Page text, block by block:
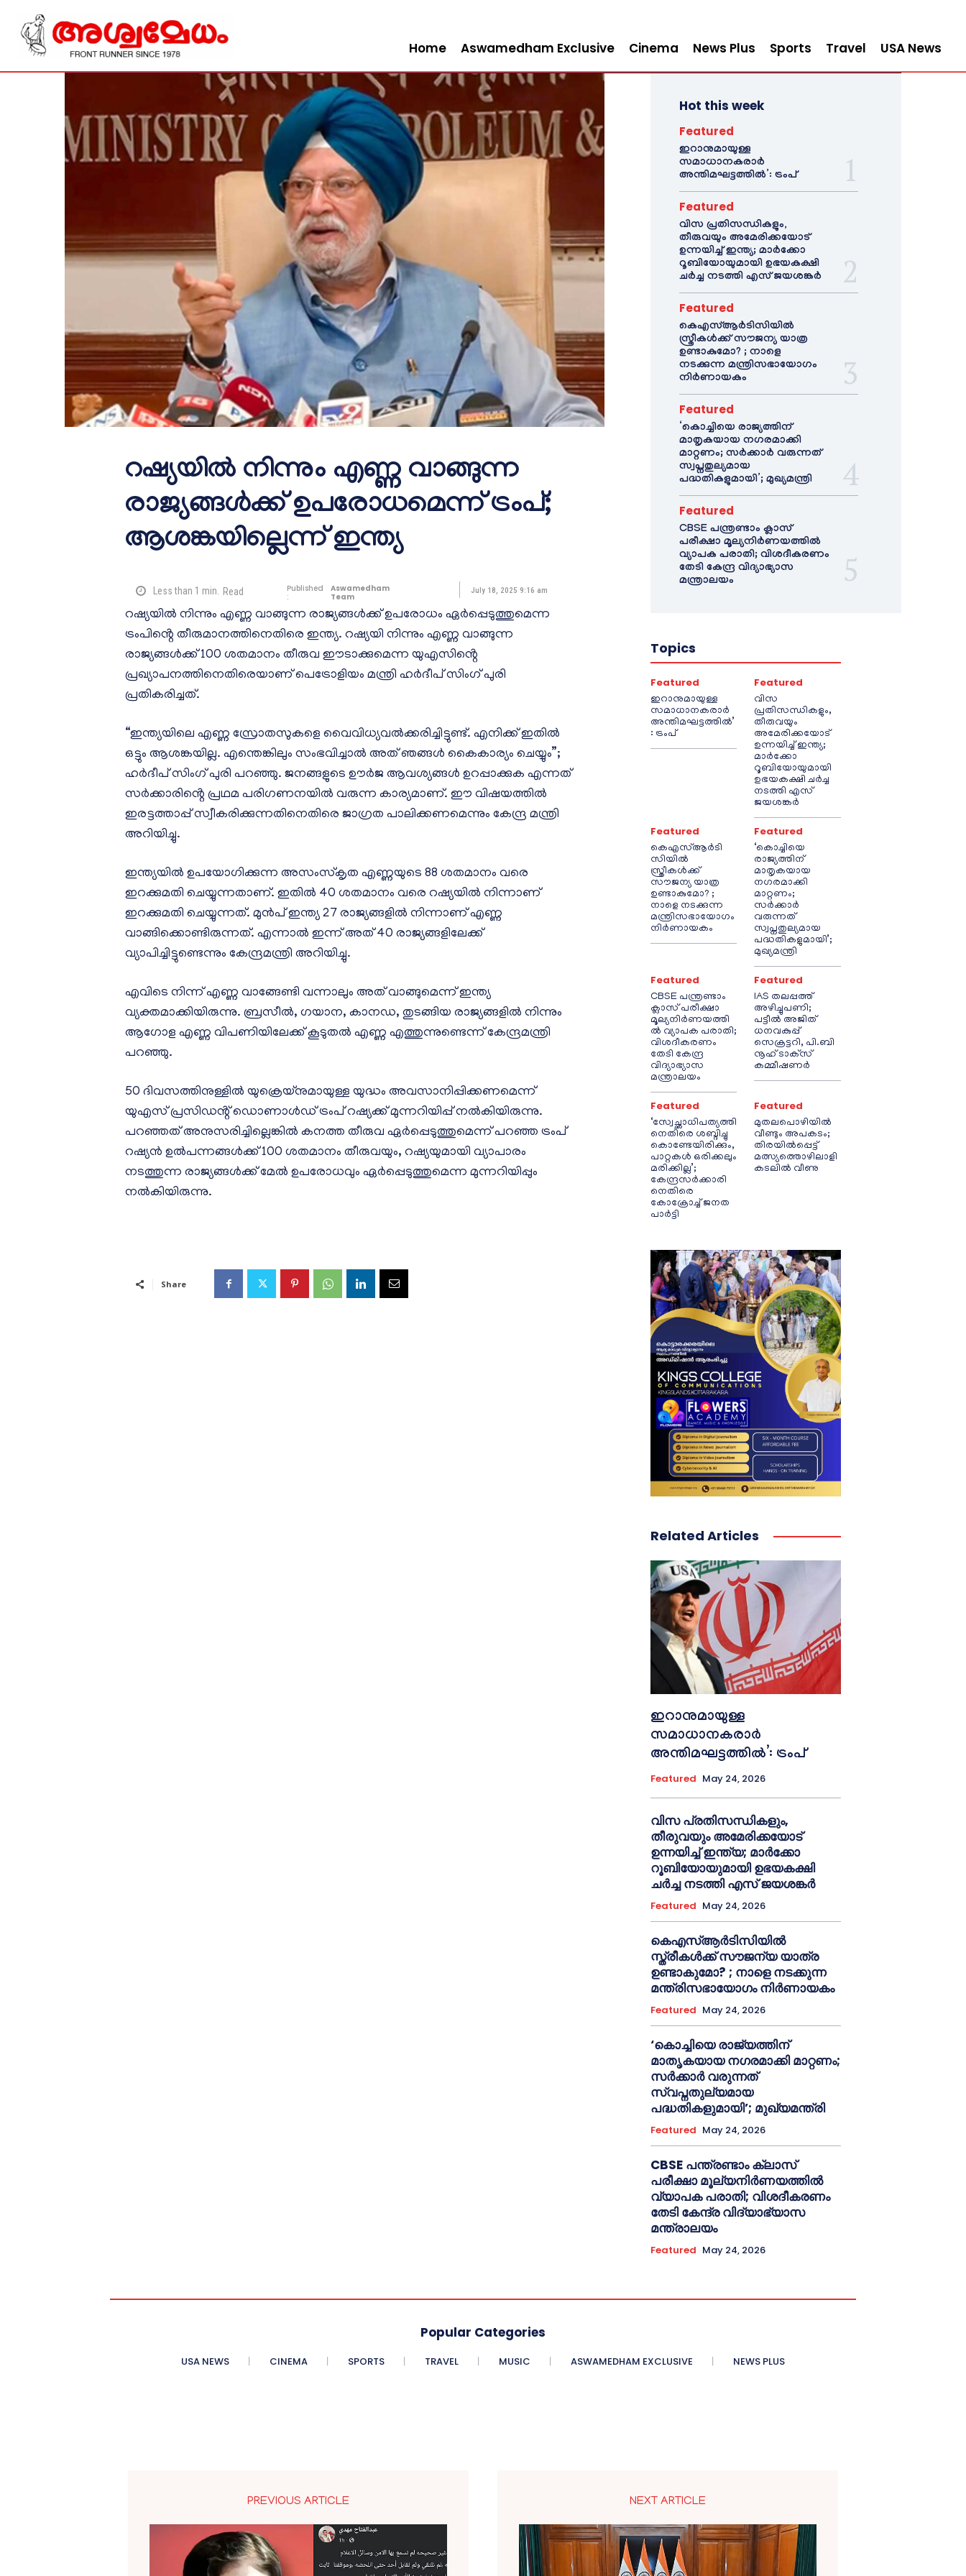
Home Aswamedham Exclusive Cinema News Plus Sports Travel USA News
റഷ്യയിൽ നിന്നും എണ്ണ വാങ്ങുന്ന
രാജ്യങ്ങൾക്ക് ഉപരോധമെന്ന് ട്രംപ്;
ആശങ്കയില്ലെന്ന് ഇന്ത്യ
Less than 1 min. Read
Published
:
Aswamedham
Team
July 18, 2025 9:16 am
റഷ്യയിൽ നിന്നും എണ്ണ വാങ്ങുന്ന രാജ്യങ്ങൾക്ക് ഉപരോധം ഏർപ്പെടുത്തുമെന്ന
ട്രംപിൻ്റെ തീരുമാനത്തിനെതിരെ ഇന്ത്യ. റഷ്യയി നിന്നും എണ്ണ വാങ്ങുന്ന
രാജ്യങ്ങൾക്ക് 100 ശതമാനം തീരുവ ഈടാക്കുമെന്ന യുഎസിൻ്റെ
പ്രഖ്യാപനത്തിനെതിരെയാണ് പെട്രോളിയം മന്ത്രി ഹർദീപ് സിംഗ് പുരി
പ്രതികരിച്ചത്.
“ഇന്ത്യയിലെ എണ്ണ സ്രോതസുകളെ വൈവിധ്യവൽക്കരിച്ചിട്ടുണ്ട്. എനിക്ക് ഇതിൽ
ഒട്ടും ആശങ്കയില്ല. എന്തെങ്കിലും സംഭവിച്ചാൽ അത് ഞങ്ങൾ കൈകാര്യം ചെയ്യും”;
ഹർദീപ് സിംഗ് പുരി പറഞ്ഞു. ജനങ്ങളുടെ ഊർജ ആവശ്യങ്ങൾ ഉറപ്പാക്കുക എന്നത്
സർക്കാരിൻ്റെ പ്രഥമ പരിഗണനയിൽ വരുന്ന കാര്യമാണ്. ഈ വിഷയത്തിൽ
ഇരട്ടത്താപ്പ് സ്വീകരിക്കുന്നതിനെതിരെ ജാഗ്രത പാലിക്കണമെന്നും കേന്ദ്ര മന്ത്രി
അറിയിച്ചു.
ഇന്ത്യയിൽ ഉപയോഗിക്കുന്ന അസംസ്കൃത എണ്ണയുടെ 88 ശതമാനം വരെ
ഇറക്കുമതി ചെയ്യുന്നതാണ്. ഇതിൽ 40 ശതമാനം വരെ റഷ്യയിൽ നിന്നാണ്
ഇറക്കുമതി ചെയ്യുന്നത്. മുൻപ് ഇന്ത്യ 27 രാജ്യങ്ങളിൽ നിന്നാണ് എണ്ണ
വാങ്ങിക്കൊണ്ടിരുന്നത്. എന്നാൽ ഇന്ന് അത് 40 രാജ്യങ്ങളിലേക്ക്
വ്യാപിച്ചിട്ടുണ്ടെന്നും കേന്ദ്രമന്ത്രി അറിയിച്ചു.
എവിടെ നിന്ന് എണ്ണ വാങ്ങേണ്ടി വന്നാലും അത് വാങ്ങുമെന്ന് ഇന്ത്യ
വ്യക്തമാക്കിയിരുന്നു. ബ്രസീൽ, ഗയാന, കാനഡ, തുടങ്ങിയ രാജ്യങ്ങളിൽ നിന്നും
ആഗോള എണ്ണ വിപണിയിലേക്ക് കൂടുതൽ എണ്ണ എത്തുന്നുണ്ടെന്ന് കേന്ദ്രമന്ത്രി
പറഞ്ഞു.
50 ദിവസത്തിനുള്ളിൽ യുക്രെയ്‌നുമായുള്ള യുദ്ധം അവസാനിപ്പിക്കണമെന്ന്
യുഎസ് പ്രസിഡൻ്റ് ഡൊണാൾഡ് ട്രംപ് റഷ്യക്ക് മുന്നറിയിപ്പ് നൽകിയിരുന്നു.
പറഞ്ഞത് അനുസരിച്ചില്ലെങ്കിൽ കനത്ത തീരുവ ഏർപ്പെടുത്തുമെന്ന് പറഞ്ഞ ട്രംപ്
റഷ്യൻ ഉൽപന്നങ്ങൾക്ക് 100 ശതമാനം തീരുവയും, റഷ്യയുമായി വ്യാപാരം
നടത്തുന്ന രാജ്യങ്ങൾക്ക് മേൽ ഉപരോധവും ഏർപ്പെടുത്തുമെന്ന മുന്നറിയിപ്പും
നൽകിയിരുന്നു.
Share
Hot this week
Featured
ഇറാനുമായുള്ള
സമാധാനകരാർ
അന്തിമഘട്ടത്തിൽ‌’: ട്രംപ്
Featured
വിസ പ്രതിസന്ധികളും,
തീരുവയും അമേരിക്കയോട്
ഉന്നയിച്ച് ഇന്ത്യ; മാർക്കോ
റൂബിയോയുമായി ഉഭയകക്ഷി
ചർച്ച നടത്തി എസ് ജയശങ്കർ
Featured
കെഎസ്ആർടിസിയിൽ
സ്ത്രീകൾക്ക് സൗജന്യ യാത്ര
ഉണ്ടാകുമോ? ; നാളെ
നടക്കുന്ന മന്ത്രിസഭായോഗം
നിർണായകം
Featured
‘കൊച്ചിയെ രാജ്യത്തിന്
മാതൃകയായ നഗരമാക്കി
മാറ്റണം; സർക്കാർ വരുന്നത്
സ്വപ്നതുല്യമായ
പദ്ധതികളുമായി’; മുഖ്യമന്ത്രി
Featured
CBSE പന്ത്രണ്ടാം ക്ലാസ്
പരീക്ഷാ മൂല്യനിർണയത്തിൽ
വ്യാപക പരാതി; വിശദീകരണം
തേടി കേന്ദ്ര വിദ്യാഭ്യാസ
മന്ത്രാലയം
Topics
Featured
ഇറാനുമായുള്ള
സമാധാനകരാർ
അന്തിമഘട്ടത്തിൽ‌’
: ട്രംപ്
Featured
വിസ
പ്രതിസന്ധികളും,
തീരുവയും
അമേരിക്കയോട്
ഉന്നയിച്ച് ഇന്ത്യ;
മാർക്കോ
റൂബിയോയുമായി
ഉഭയകക്ഷി ചർച്ച
നടത്തി എസ്
ജയശങ്കർ
Featured
കെഎസ്ആർടി
സിയിൽ
സ്ത്രീകൾക്ക്
സൗജന്യ യാത്ര
ഉണ്ടാകുമോ? ;
നാളെ നടക്കുന്ന
മന്ത്രിസഭായോഗം
നിർണായകം
Featured
‘കൊച്ചിയെ
രാജ്യത്തിന്
മാതൃകയായ
നഗരമാക്കി
മാറ്റണം;
സർക്കാർ
വരുന്നത്
സ്വപ്നതുല്യമായ
പദ്ധതികളുമായി’;
മുഖ്യമന്ത്രി
Featured
CBSE പന്ത്രണ്ടാം
ക്ലാസ് പരീക്ഷാ
മൂല്യനിർണയത്തി
ൽ വ്യാപക പരാതി;
വിശദീകരണം
തേടി കേന്ദ്ര
വിദ്യാഭ്യാസ
മന്ത്രാലയം
Featured
IAS തലപ്പത്ത്
അഴിച്ചുപണി;
പട്ടീല്‍ അജിത്
ധനവകുപ്പ്
സെക്രട്ടറി, പി.ബി
നൂഹ് ടാക്‌സ്
കമ്മീഷണര്‍
Featured
‘സ്വേച്ഛാധിപത്യത്തി
നെതിരെ ശബ്ദിച്ചു
കൊണ്ടേയിരിക്കും,
പാറ്റകൾ ഒരിക്കലും
മരിക്കില്ല’;
കേന്ദ്രസർക്കാരി
നെതിരെ
കോക്രോച്ച് ജനത
പാർട്ടി
Featured
മുതലപൊഴിയിൽ
വീണ്ടും അപകടം;
തിരയിൽപ്പെട്ട്
മത്സ്യത്തൊഴിലാളി
കടലിൽ വീണു
Related Articles
ഇറാനുമായുള്ള
സമാധാനകരാർ
അന്തിമഘട്ടത്തിൽ‌’: ട്രംപ്
Featured May 24, 2026
വിസ പ്രതിസന്ധികളും,
തീരുവയും അമേരിക്കയോട്
ഉന്നയിച്ച് ഇന്ത്യ; മാർക്കോ
റൂബിയോയുമായി ഉഭയകക്ഷി
ചർച്ച നടത്തി എസ് ജയശങ്കർ
Featured May 24, 2026
കെഎസ്ആർടിസിയിൽ
സ്ത്രീകൾക്ക് സൗജന്യ യാത്ര
ഉണ്ടാകുമോ? ; നാളെ നടക്കുന്ന
മന്ത്രിസഭായോഗം നിർണായകം
Featured May 24, 2026
‘കൊച്ചിയെ രാജ്യത്തിന്
മാതൃകയായ നഗരമാക്കി മാറ്റണം;
സർക്കാർ വരുന്നത്
സ്വപ്നതുല്യമായ
പദ്ധതികളുമായി’; മുഖ്യമന്ത്രി
Featured May 24, 2026
CBSE പന്ത്രണ്ടാം ക്ലാസ്
പരീക്ഷാ മൂല്യനിർണയത്തിൽ
വ്യാപക പരാതി; വിശദീകരണം
തേടി കേന്ദ്ര വിദ്യാഭ്യാസ
മന്ത്രാലയം
Featured May 24, 2026
Popular Categories
USA NEWS CINEMA SPORTS TRAVEL MUSIC ASWAMEDHAM EXCLUSIVE NEWS PLUS
PREVIOUS ARTICLE NEXT ARTICLE